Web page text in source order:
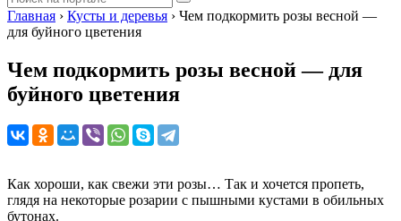
Главная › Кусты и деревья › Чем подкормить розы весной —
для буйного цветения
Чем подкормить розы весной — для
буйного цветения
Как хороши, как свежи эти розы… Так и хочется пропеть,
глядя на некоторые розарии с пышными кустами в обильных
бутонах.